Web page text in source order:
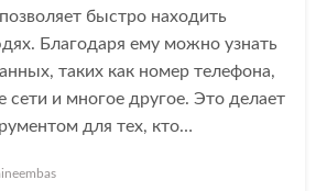
быстро находить
Благодаря ему можно узнать
таких как номер телефона,
сети и многое другое. Это делает
для тех, кто…